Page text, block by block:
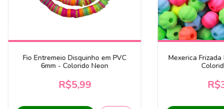
Fio Entremeio Disquinho em PVC
6mm - Colorido Neon
R$5,99
Mexerica